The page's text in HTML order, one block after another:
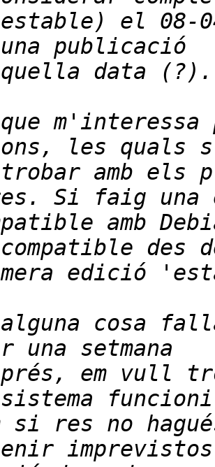
el 08-
m'interessa
amb els
amb
cosa
em vull
si res no